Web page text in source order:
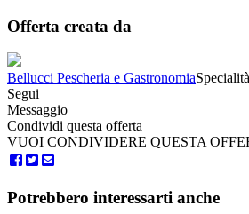
Offerta creata da
Bellucci Pescheria e Gastronomia
Segui
Messaggio
Condividi questa offerta
VUOI CONDIVIDERE QUESTA
Potrebbero interessarti anche